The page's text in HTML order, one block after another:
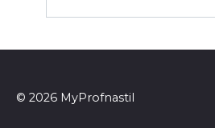
© 2026 MyProfnastil